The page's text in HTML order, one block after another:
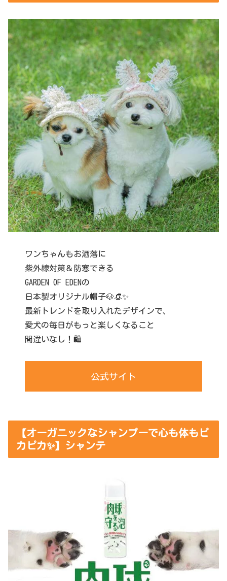
ワンちゃんもお洒落に
紫外線対策＆防寒できる
GARDEN OF EDENの
日本製オリジナル帽子🐶👒✨
最新トレンドを取り入れたデザインで、
愛犬の毎日がもっと楽しくなること
間違いなし！🛍️
公式サイト
【オーガニックなシャンプーで心も体もピ
カピカ✨】シャンテ